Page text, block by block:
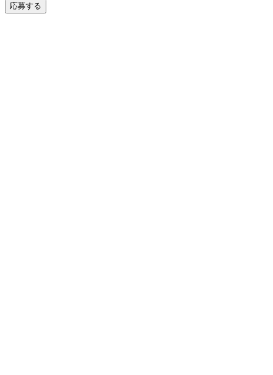
応募する